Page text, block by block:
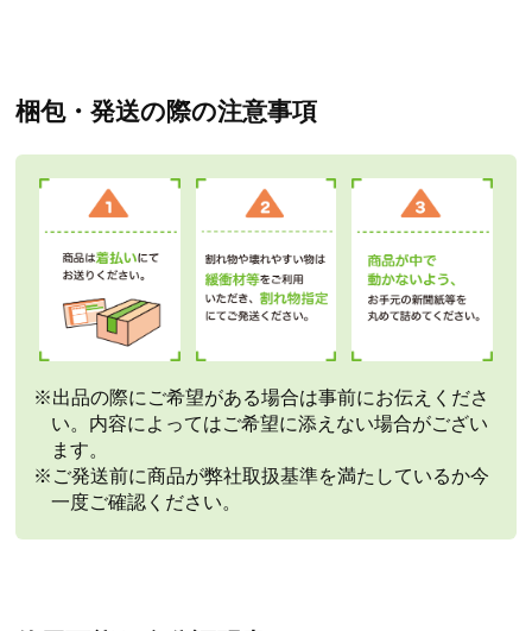
梱包・発送の際の注意事項
※出品の際にご希望がある場合は事前にお伝えくださ
い。内容によってはご希望に添えない場合がござい
ます。
※ご発送前に商品が弊社取扱基準を満たしているか今
一度ご確認ください。